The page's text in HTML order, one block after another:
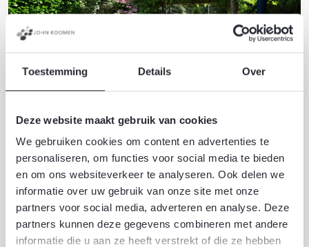
Toestemming Details Over
Deze website maakt gebruik van cookies
We gebruiken cookies om content en advertenties te
personaliseren, om functies voor social media te bieden
en om ons websiteverkeer te analyseren. Ook delen we
informatie over uw gebruik van onze site met onze
partners voor social media, adverteren en analyse. Deze
partners kunnen deze gegevens combineren met andere
informatie die u aan ze heeft verstrekt of die ze hebben
25 juni 2026
Bomen tegen hittestress
Bomen zijn een natuurlijke oplossing voor hittestress.
Ze bieden schaduw, houden vocht in de lucht en
kunnen de omgevingstemperatuur verlagen, vooral in
steden.
Lees verder